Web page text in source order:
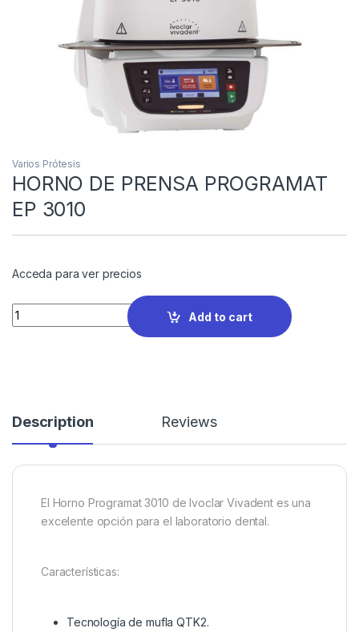
Varios Prótesis
HORNO DE PRENSA PROGRAMAT
EP 3010
Acceda para ver precios
Quantity
Add to cart
Description Reviews
El Horno Programat 3010 de Ivoclar Vivadent es una
excelente opción para el laboratorio dental.
Características:
Tecnología de mufla QTK2.